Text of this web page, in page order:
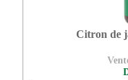
Citron de